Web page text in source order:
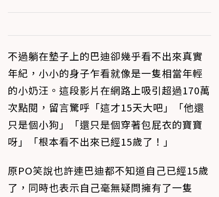
不過躺在墊子上的巴迪卻幾乎看不出來真實
年紀，小小的身子乍看就像是一隻相當年輕
的小奶汪。這段影片在網路上吸引超過170萬
次點閱，留言驚呼「這才15天大吧」「他還
只是個小狗」「還只是個穿著包屁衣的寶寶
呀」「根本看不出來已經15歲了！」
原PO笑說也許連巴迪都不知道自己已經15歲
了，同時也表示自己毫無疑問擁有了一隻